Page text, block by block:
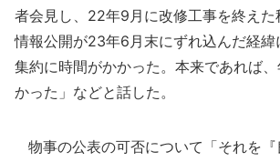
者会見し、22年9月に改修工事を終えた
情報公開が23年6月末にずれ込んだ経緯
集約に時間がかかった。本来であれば
かった」などと話した。
物事の公表の可否について「それを